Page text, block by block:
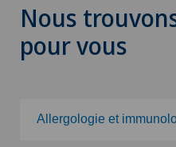
Nous
pour vous
Allergologie et